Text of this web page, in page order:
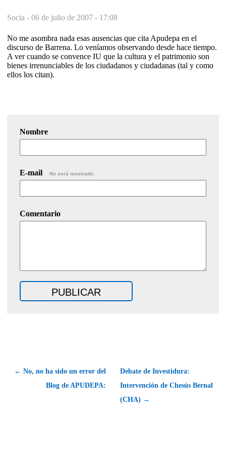
Socia - 06 de julio de 2007 - 17:08
No me asombra nada esas ausencias que cita Apudepa en el
discurso de Barrena. Lo veníamos observando desde hace tiempo.
A ver cuando se convence IU que la cultura y el patrimonio son
bienes irrenunciables de los ciudadanos y ciudadanas (tal y como
ellos los citan).
Nombre
E-mail No será mostrado.
Comentario
← No, no ha sido un error del
Blog de APUDEPA:
Debate de Investidura:
Intervención de Chesús Bernal
(CHA) →